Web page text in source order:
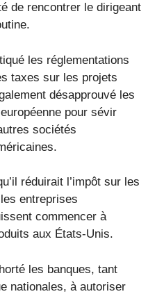
de rencontrer le dirigeant
les réglementations
taxes sur les projets
désapprouvé les
pour sévir
sociétés
réduirait l’impôt sur les
entreprises
commencer à
aux États-Unis.
les banques, tant
nationales, à autoriser